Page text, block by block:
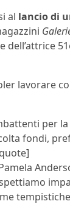
al lancio di
lavorare
per
fondi,